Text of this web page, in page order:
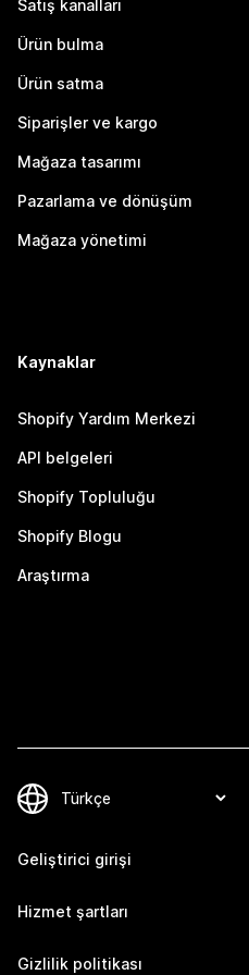
Satış kanalları
Ürün bulma
Ürün satma
Siparişler ve kargo
Mağaza tasarımı
Pazarlama ve dönüşüm
Mağaza yönetimi
Kaynaklar
Shopify Yardım Merkezi
API belgeleri
Shopify Topluluğu
Shopify Blogu
Araştırma
Geliştirici girişi
Hizmet şartları
Gizlilik politikası